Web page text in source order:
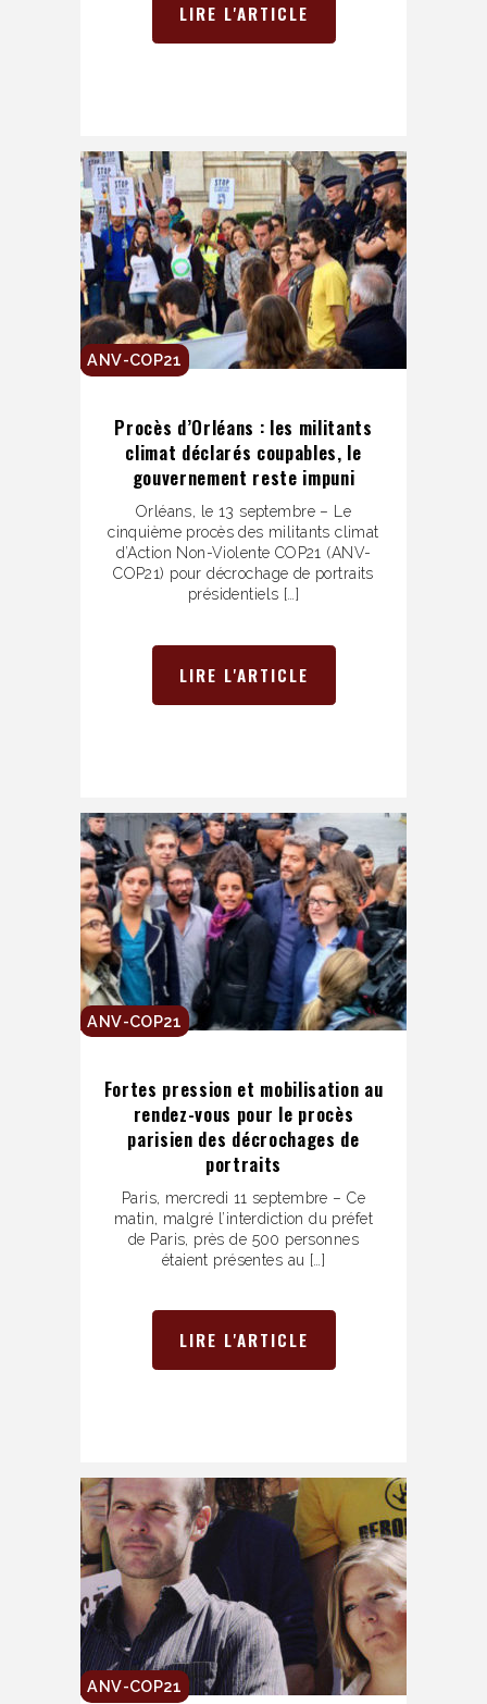
LIRE L'ARTICLE
ANV-COP21
Procès d’Orléans : les militants
climat déclarés coupables, le
gouvernement reste impuni
Orléans, le 13 septembre – Le
cinquième procès des militants climat
d’Action Non-Violente COP21 (ANV-
COP21) pour décrochage de portraits
présidentiels […]
LIRE L'ARTICLE
ANV-COP21
Fortes pression et mobilisation au
rendez-vous pour le procès
parisien des décrochages de
portraits
Paris, mercredi 11 septembre – Ce
matin, malgré l’interdiction du préfet
de Paris, près de 500 personnes
étaient présentes au […]
LIRE L'ARTICLE
ANV-COP21